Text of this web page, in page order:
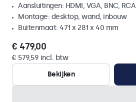
Aansluitingen: HDMI, VGA, BNC, RCA
Montage: desktop, wand, inbouw
Buitenmaat: 471 x 281 x 40 mm
€ 479,00
€ 579,59 incl. btw
Bekijken